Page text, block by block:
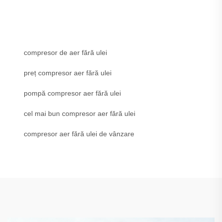
compresor de aer fără ulei
preț compresor aer fără ulei
pompă compresor aer fără ulei
cel mai bun compresor aer fără ulei
compresor aer fără ulei de vânzare